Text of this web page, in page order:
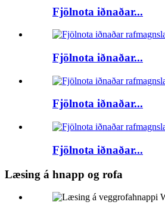
Fjölnota iðnaðar...
Fjölnota iðnaðar...
Fjölnota iðnaðar...
Fjölnota iðnaðar...
Læsing á hnapp og rofa